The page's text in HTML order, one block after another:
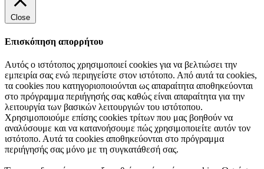
Close
Επισκόπηση απορρήτου
Αυτός ο ιστότοπος χρησιμοποιεί cookies για να βελτιώσει την
εμπειρία σας ενώ περιηγείστε στον ιστότοπο. Από αυτά τα cookies,
τα cookies που κατηγοριοποιούνται ως απαραίτητα αποθηκεύονται
στο πρόγραμμα περιήγησής σας καθώς είναι απαραίτητα για την
λειτουργία των βασικών λειτουργιών του ιστότοπου.
Χρησιμοποιούμε επίσης cookies τρίτων που μας βοηθούν να
αναλύσουμε και να κατανοήσουμε πώς χρησιμοποιείτε αυτόν τον
ιστότοπο. Αυτά τα cookies αποθηκεύονται στο πρόγραμμα
περιήγησής σας μόνο με τη συγκατάθεσή σας.